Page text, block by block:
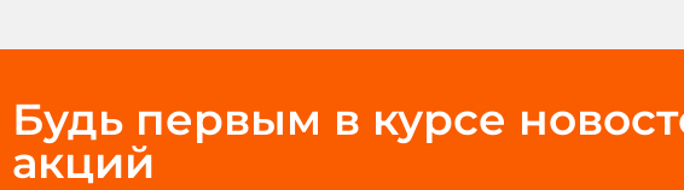
Будь первым в курсе
акций